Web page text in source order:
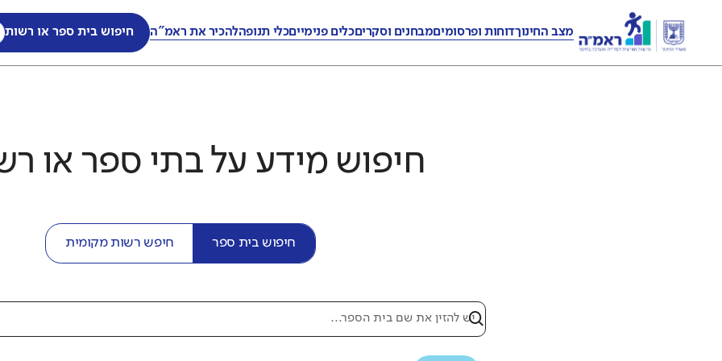
מצב החינוךדוחות ופרסומיםמבחנים וסקריםכלים פנימייםכלי תנופהלהכיר את ראמ"ה חיפוש בית ספר או רשות
חיפוש מידע על בתי ספר או
חיפוש בית ספר חיפש רשות מקומית